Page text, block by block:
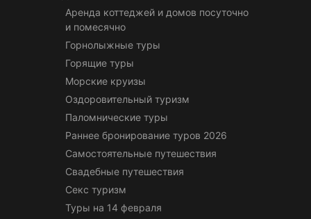
Аренда коттеджей и домов посуточно
и помесячно
Горнолыжные туры
Горящие туры
Морские круизы
Оздоровительный туризм
Паломнические туры
Раннее бронирование туров 2026
Самостоятельные путешествия
Свадебные путешествия
Секс туризм
Туры на 14 февраля